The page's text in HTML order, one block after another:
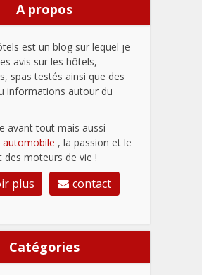
A propos
est un blog sur lequel je
avis sur les hôtels,
spas testés ainsi que des
informations autour du
avant tout mais aussi
automobile , la passion et le
des moteurs de vie !
plus contact
Catégories